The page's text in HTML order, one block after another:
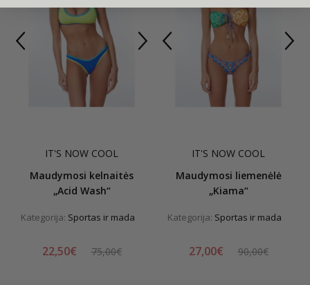
IT'S NOW COOL
Maudymosi kelnaitės
„Acid Wash“
Kategorija: Sportas ir mada
22,50€ 75,00€
IT'S NOW COOL
Maudymosi liemenėlė
„Kiama“
Kategorija: Sportas ir mada
27,00€ 90,00€